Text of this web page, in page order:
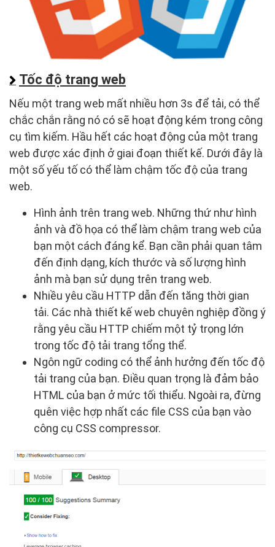
Tốc độ trang web
Nếu một trang web mất nhiều hơn 3s để tải, có thể
chắc chắn rằng nó có sẽ hoạt động kém trong công
cụ tìm kiếm. Hầu hết các hoạt động của một trang
web được xác định ở giai đoạn thiết kế. Dưới đây là
một số yếu tố có thể làm chậm tốc độ của trang
web.
Hình ảnh trên trang web. Những thứ như hình
ảnh và đồ họa có thể làm chậm trang web của
bạn một cách đáng kể. Bạn cần phải quan tâm
đến định dạng, kích thước và số lượng hình
ảnh mà bạn sử dụng trên trang web.
Nhiều yêu cầu HTTP dẫn đến tăng thời gian
tải. Các nhà thiết kế web chuyên nghiệp đồng ý
rằng yêu cầu HTTP chiếm một tỷ trọng lớn
trong tốc độ tải trang tổng thể.
Ngôn ngữ coding có thể ảnh hưởng đến tốc độ
tải trang của bạn. Điều quan trọng là đảm bảo
HTML của bạn ở mức tối thiểu. Ngoài ra, đừng
quên việc hợp nhất các file CSS của bạn vào
công cụ CSS compressor.